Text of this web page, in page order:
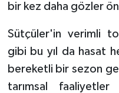
bir kez daha gözler
Sütçüler'in verimli
gibi bu yıl da hasat
bereketli bir sezon
tarımsal
İletişim